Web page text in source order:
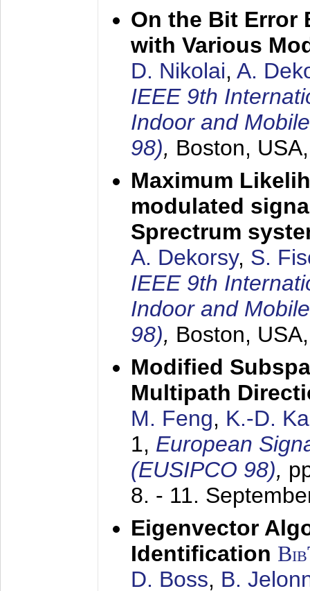
On the Bit Error
with Various
D. Nikolai, A.
IEEE 9th
Indoor and
98), Boston,
Maximum
modulated
Sprectrum
A. Dekorsy, S.
IEEE 9th
Indoor and
98), Boston,
Modified
Multipath
M. Feng, K.-D.
1, European
(EUSIPCO 98),
8. - 11.
Eigenvector
Identification
D. Boss, B.